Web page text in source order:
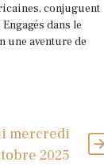
conjuguent
dans le
une aventure de
mercredi
2025